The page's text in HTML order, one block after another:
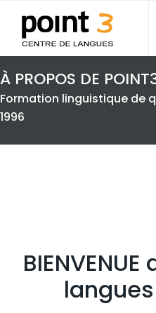
À PROPOS DE
Formation linguistique de
1996
langues